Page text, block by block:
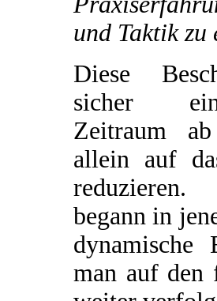
und Taktik zu
Diese
sicher
Zeitraum
allein auf
reduzieren.
begann in
dynamische
man auf den